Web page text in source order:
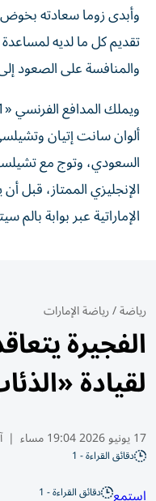
وأبدى زوما سعادته
تقديم كل ما لديه
والمنافسة على الصعود
ألوان سانت إتيان
السعودي، وتوج مع
الإنجليزي الممتاز، قبل
الإماراتية عبر بوابة بالم
رياضة/رياضة الإمارات
الفجيرة
لقيادة
17 يونيو 2026 19:04 مساء |
دقائق القراءة - 1
دقائق القراءة - 1